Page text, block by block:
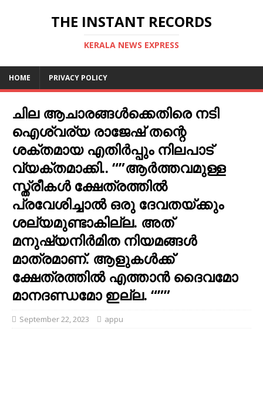
THE INSTANT RECORDS
KERALA NEWS EXPRESS
HOME PRIVACY POLICY
ചില ആചാരങ്ങള്‍ക്കെതിരെ നടി
ഐശ്വര്യ രാജേഷ് തന്റെ
ശക്തമായ എതിര്‍പ്പും നിലപാട്
വ്യക്തമാക്കി.. “”ആർത്തവമുള്ള
സ്ത്രീകൾ ക്ഷേത്രത്തിൽ
പ്രവേശിച്ചാൽ ഒരു ദേവതയ്ക്കും
ശല്യമുണ്ടാകില്ല. അത്
മനുഷ്യനിർമിത നിയമങ്ങൾ
മാത്രമാണ്. ആളുകൾക്ക്
ക്ഷേത്രത്തിൽ എത്താൻ ദൈവമോ
മാനദണ്ഡമോ ഇല്ല. “””
September 22, 2023 appu